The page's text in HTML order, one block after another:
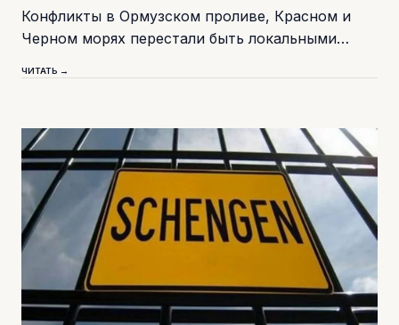
Конфликты в Ормузском проливе, Красном и
Черном морях перестали быть локальными…
ЧИТАТЬ →